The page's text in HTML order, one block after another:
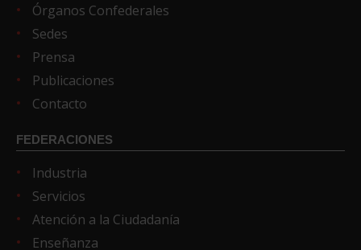
Órganos Confederales
Sedes
Prensa
Publicaciones
Contacto
FEDERACIONES
Industria
Servicios
Atención a la Ciudadanía
Enseñanza